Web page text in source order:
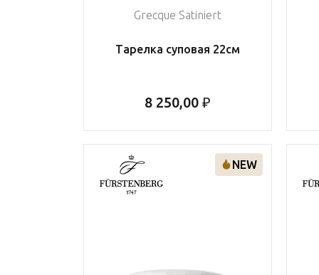
Grecque Satiniert
Тарелка суповая 22см
8 250,00 ₽
NEW